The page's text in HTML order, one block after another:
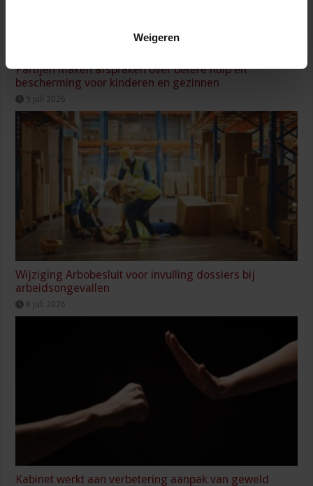
Weigeren
Partijen maken afspraken over betere hulp en
bescherming voor kinderen en gezinnen
9 juli 2026
Wijziging Arbobesluit voor invulling dossiers bij
arbeidsongevallen
8 juli 2026
Kabinet werkt aan verbetering aanpak van geweld